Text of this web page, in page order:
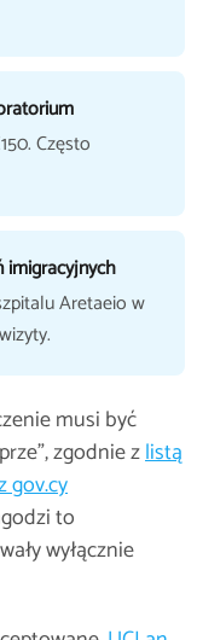
Często
imigracyjnych
Aretaeio w
musi być
zgodnie zlistą
gov.cy
to
wyłącznie